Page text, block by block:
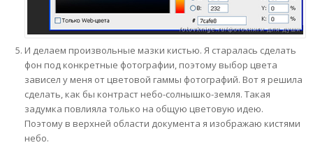
И делаем произвольные мазки кистью. Я старалась сделать
фон под конкретные фотографии, поэтому выбор цвета
зависел у меня от цветовой гаммы фотографий. Вот я решила
сделать, как бы контраст небо-солнышко-земля. Такая
задумка повлияла только на общую цветовую идею.
Поэтому в верхней области документа я изображаю кистями
небо.